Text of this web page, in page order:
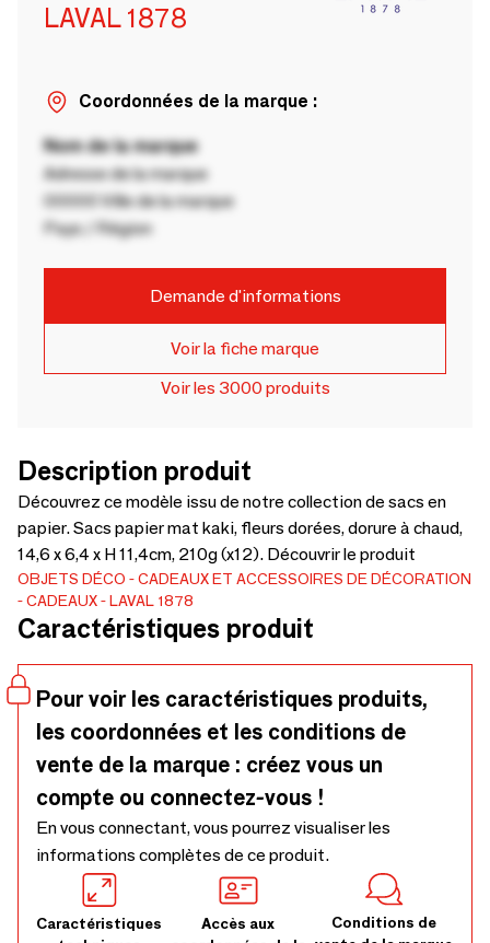
LAVAL 1878
Coordonnées de la marque :
Nom de la marque
Adresse de la marque
00000 Ville de la marque
Pays / Région
Demande d'informations
Voir la fiche marque
Voir les 3000 produits
Description produit
Découvrez ce modèle issu de notre collection de sacs en
papier. Sacs papier mat kaki, fleurs dorées, dorure à chaud,
14,6 x 6,4 x H 11,4cm, 210g (x12). Découvrir le produit
OBJETS DÉCO
CADEAUX ET ACCESSOIRES DE DÉCORATION
CADEAUX
LAVAL 1878
Caractéristiques produit
Pour voir les caractéristiques produits,
les coordonnées et les conditions de
vente de la marque : créez vous un
compte ou connectez-vous !
En vous connectant, vous pourrez visualiser les
informations complètes de ce produit.
Caractéristiques
Accès aux
Conditions de